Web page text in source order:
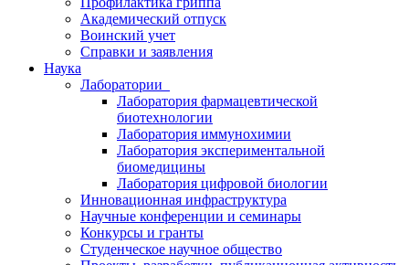
Академический отпуск
Воинский учет
Справки и заявления
Наука
Лаборатории
Лаборатория фармацевтической
биотехнологии
Лаборатория иммунохимии
Лаборатория экспериментальной
биомедицины
Лаборатория цифровой биологии
Инновационная инфраструктура
Научные конференции и семинары
Конкурсы и гранты
Студенческое научное общество